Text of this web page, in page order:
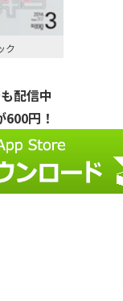
ク
配信中
円！